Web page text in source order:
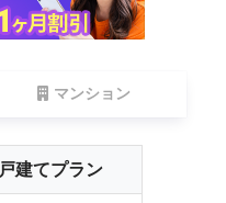
マンション
戸建てプラン